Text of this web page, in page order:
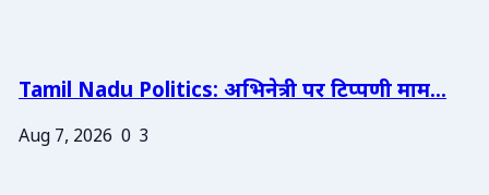
Tamil Nadu Politics: अभिनेत्री पर टिप्पणी माम...
Aug 7, 2026 0 3